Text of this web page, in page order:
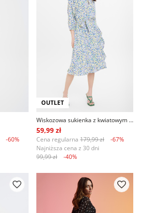
-60%
OUTLET
Wiskozowa sukienka z kwiatowym printem
59,99 zł
Cena regularna 179,99 zł
-67%
Najniższa cena z 30 dni
99,99 zł
-40%